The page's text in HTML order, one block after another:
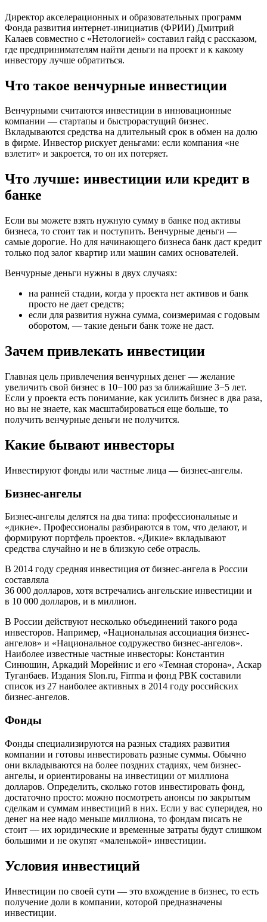
Директор акселерационных и образовательных программ
Фонда развития интернет-инициатив (ФРИИ) Дмитрий
Калаев совместно с «Нетологией» составил гайд с рассказом,
где предпринимателям найти деньги на проект и к какому
инвестору лучше обратиться.
Что такое венчурные инвестиции
Венчурными считаются инвестиции в инновационные
компании — стартапы и быстрорастущий бизнес.
Вкладываются средства на длительный срок в обмен на долю
в фирме. Инвестор рискует деньгами: если компания «не
взлетит» и закроется, то он их потеряет.
Что лучше: инвестиции или кредит в
банке
Если вы можете взять нужную сумму в банке под активы
бизнеса, то стоит так и поступить. Венчурные деньги —
самые дорогие. Но для начинающего бизнеса банк даст кредит
только под залог квартир или машин самих основателей.
Венчурные деньги нужны в двух случаях:
на ранней стадии, когда у проекта нет активов и банк
просто не дает средств;
если для развития нужна сумма, соизмеримая с годовым
оборотом, — такие деньги банк тоже не даст.
Зачем привлекать инвестиции
Главная цель привлечения венчурных денег — желание
увеличить свой бизнес в 10−100 раз за ближайшие 3−5 лет.
Если у проекта есть понимание, как усилить бизнес в два раза,
но вы не знаете, как масштабироваться еще больше, то
получить венчурные деньги не получится.
Какие бывают инвесторы
Инвестируют фонды или частные лица — бизнес-ангелы.
Бизнес-ангелы
Бизнес-ангелы делятся на два типа: профессиональные и
«дикие». Профессионалы разбираются в том, что делают, и
формируют портфель проектов. «Дикие» вкладывают
средства случайно и не в близкую себе отрасль.
В 2014 году средняя инвестиция от бизнес-ангела в России
составляла
36 000 долларов, хотя встречались ангельские инвестиции и
в 10 000 долларов, и в миллион.
В России действуют несколько объединений такого рода
инвесторов. Например, «Национальная ассоциация бизнес-
ангелов» и «Национальное содружество бизнес-ангелов».
Наиболее известные частные инвесторы: Константин
Синюшин, Аркадий Морейнис и его «Темная сторона», Аскар
Туганбаев. Издания Slon.ru, Firrma и фонд РВК составили
список из 27 наиболее активных в 2014 году российских
бизнес-ангелов.
Фонды
Фонды специализируются на разных стадиях развития
компании и готовы инвестировать разные суммы. Обычно
они вкладываются на более поздних стадиях, чем бизнес-
ангелы, и ориентированы на инвестиции от миллиона
долларов. Определить, сколько готов инвестировать фонд,
достаточно просто: можно посмотреть анонсы по закрытым
сделкам и суммам инвестиций в них. Если у вас суперидея, но
денег на нее надо меньше миллиона, то фондам писать не
стоит — их юридические и временные затраты будут слишком
большими и не окупят «маленькой» инвестиции.
Условия инвестиций
Инвестиции по своей сути — это вхождение в бизнес, то есть
получение доли в компании, которой предназначены
инвестиции.